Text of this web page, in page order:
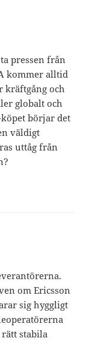
pressen från
kommer alltid
kräftgång och
globalt och
börjar det
väldigt
uttåg från
om Ericsson
sig hyggligt
stabila